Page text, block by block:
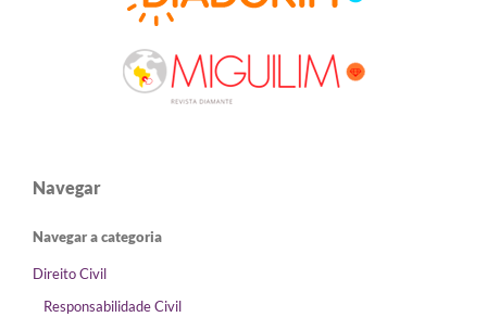
Navegar
Navegar a categoria
Direito Civil
Responsabilidade Civil